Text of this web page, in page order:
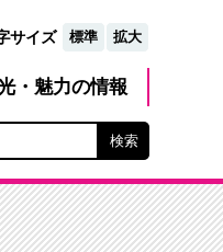
サイズ 標準 拡大
・魅力の情報